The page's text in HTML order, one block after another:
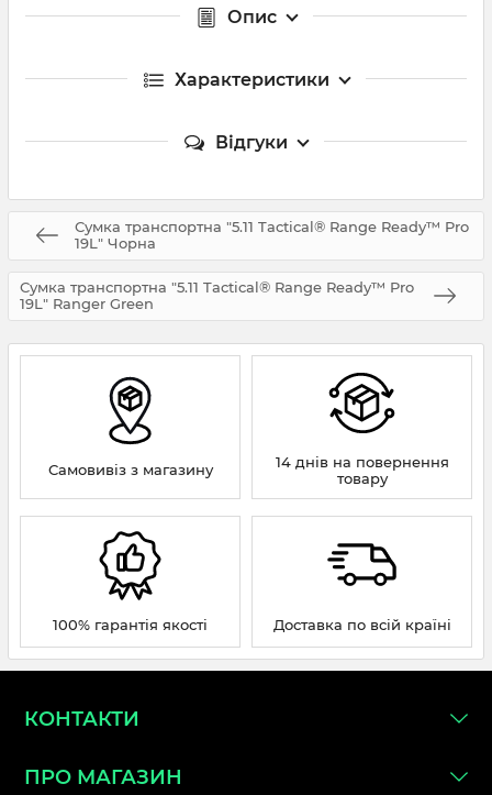
Опис
Характеристики
Відгуки
Сумка транспортна "5.11 Tactical® Range Ready™ Pro
19L" Чорна
Сумка транспортна "5.11 Tactical® Range Ready™ Pro
19L" Ranger Green
Самовивіз з магазину
14 днів на повернення
товару
100% гарантія якості Доставка по всій країні
КОНТАКТИ
ПРО МАГАЗИН